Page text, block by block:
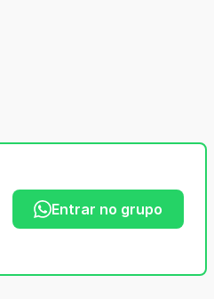
Entrar no grupo